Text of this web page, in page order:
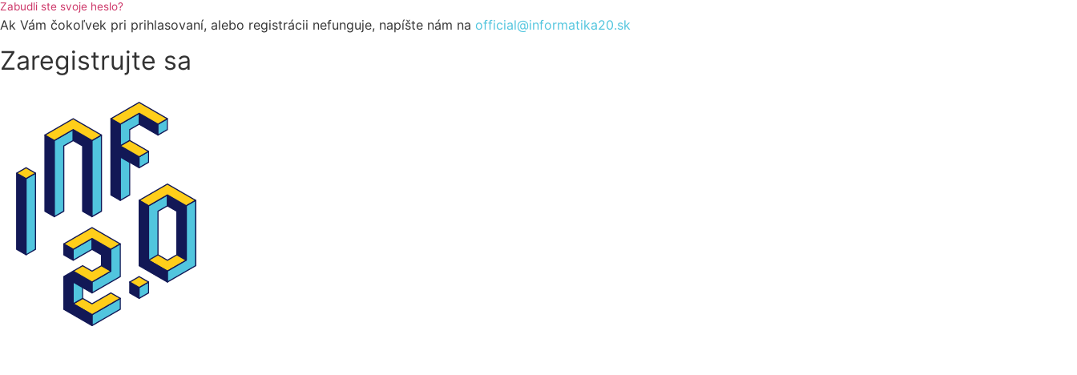
Zabudli ste svoje heslo?
Ak Vám čokoľvek pri prihlasovaní, alebo registrácii nefunguje, napíšte nám na official@informatika20.sk
Zaregistrujte sa